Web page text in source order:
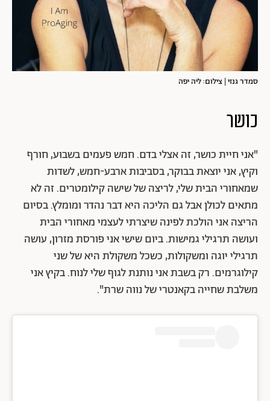
סמדר גנזי | צילום: ליה יפה
כושר
"אני חיית כושר, זה אצלי בדם. חמש פעמים בשבוע, חורף
וקיץ, אני יוצאת בבוקר, בסביבות ארבע-חמש, לשדות
שמאחורי הבית שלי, לריצה של שישה קילומטרים. זה לא
מתאים לכולן אבל גם הליכה היא דבר נהדר ומומלץ. בסיום
הריצה אני הולכת לפינה שיצרתי לעצמי מאחורי הבית
ועושה תרגילי גמישות. ביום שישי אני פורסת מזרון, עושה
תרגילי יוגה ומשקולות, כשכל משקולת היא של שני
קילוגרמים. רק בשבת אני נותנת לגוף שלי לנוח. בקיץ אני
משלבת שחייה בקאנטרי של נווה שרת".